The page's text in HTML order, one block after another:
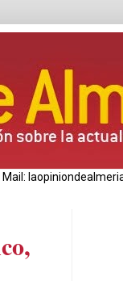
Mail: